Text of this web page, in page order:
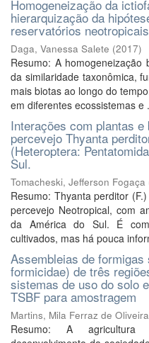
Homogeneização da
hierarquização da
reservatórios neotropicais
Daga, Vanessa Salete (2017)
Resumo: A
da similaridade taxonômica,
mais biotas ao longo do
em diferentes ecossistemas e
Interações com plantas
percevejo Thyanta
(Heteroptera:
Sul.
Tomacheski, Jefferson Fogaça
Resumo: Thyanta perditor
percevejo Neotropical, com
da América do Sul. É
cultivados, mas há pouca
Assembleias de
formicidae) de três
sistemas de uso do solo
TSBF para amostragem
Martins, Mila Ferraz de Oliveira
Resumo: A